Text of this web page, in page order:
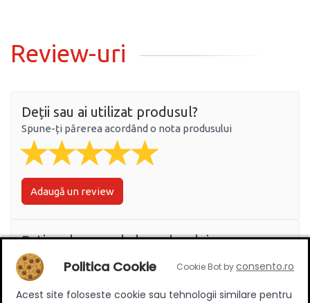
Review-uri
Deții sau ai utilizat produsul?
Spune-ți părerea acordând o nota produsului
Adaugă un review
Ratingul general al produsului
Politica Cookie Cookie Bot byconsento.ro
Acest site foloseste cookie sau tehnologii similare pentru